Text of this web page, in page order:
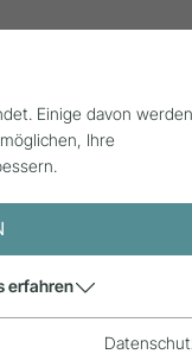
Einige davon werden
Ihre
erfahren